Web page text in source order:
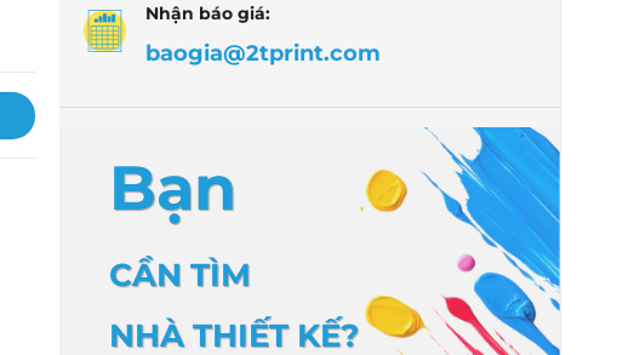
Nhận báo giá:
baogia@2tprint.com
Bạn
CẦN TÌM
NHÀ THIẾT KẾ?